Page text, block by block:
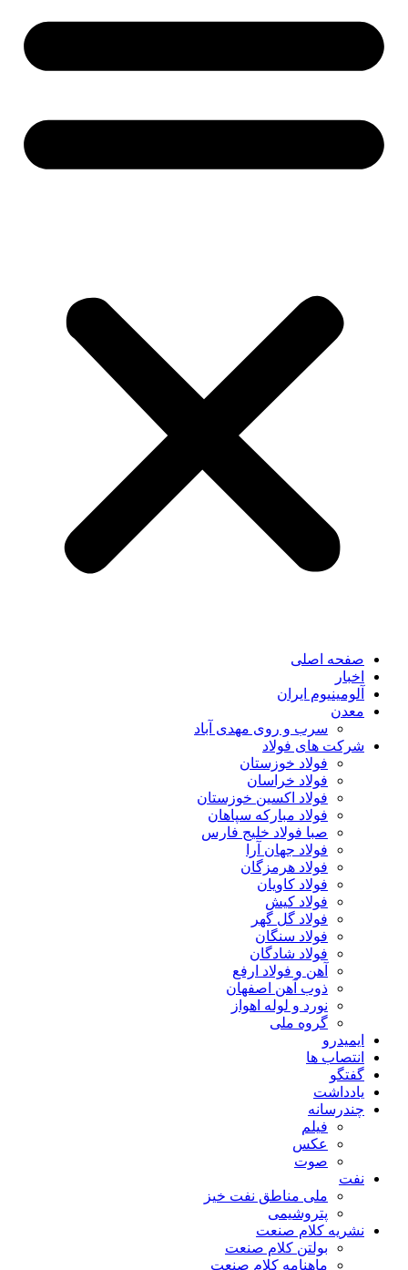
صفحه اصلی
اخبار
آلومینیوم ایران
معدن
سرب و روی مهدی آباد
شرکت های فولاد
فولاد خوزستان
فولاد خراسان
فولاد اکسین خوزستان
فولاد مبارکه سپاهان
صبا فولاد خلیج فارس
فولاد جهان آرا
فولاد هرمزگان
فولاد کاویان
فولاد کیش
فولاد گل گهر
فولاد سنگان
فولاد شادگان
آهن و فولاد ارفع
ذوب آهن اصفهان
نورد و لوله اهواز
گروه ملی
ایمیدرو
انتصاب ها
گفتگو
یادداشت
چندرسانه
فیلم
عکس
صوت
نفت
ملی مناطق نفت خیز
پتروشیمی
نشریه کلام صنعت
بولتن کلام صنعت
ماهنامه کلام صنعت